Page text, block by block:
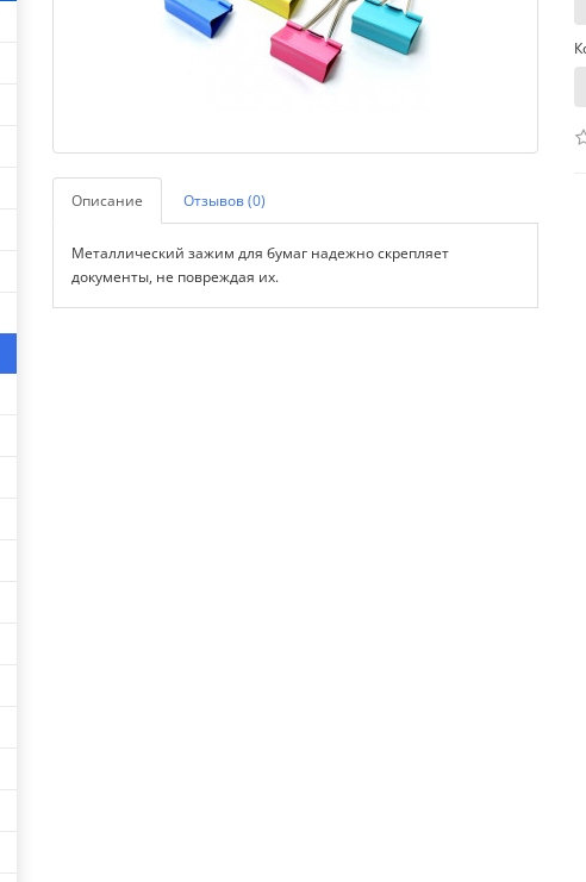
Описание Отзывов (0)
Металлический зажим для бумаг надежно скрепляет
документы, не повреждая их.